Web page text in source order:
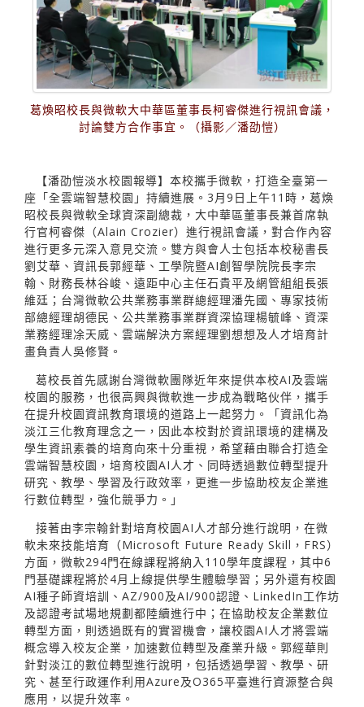
葛煥昭校長與微軟大中華區董事長柯睿傑進行視訊會議，
討論雙方合作事宜。（攝影／潘劭愷）
【潘劭愷淡水校園報導】本校攜手微軟，打造全臺第一
座「全雲端智慧校園」持續進展。3月9日上午11時，葛煥
昭校長與微軟全球資深副總裁，大中華區董事長兼首席執
行官柯睿傑（Alain Crozier）進行視訊會議，對合作內容
進行更多元深入意見交流。雙方與會人士包括本校秘書長
劉艾華、資訊長郭經華、工學院暨AI創智學院院長李宗
翰、財務長林谷峻、遠距中心主任石貴平及網管組組長張
維廷；台灣微軟公共業務事業群總經理潘先國、專家技術
部總經理胡德民、公共業務事業群資深協理楊毓峰、資深
業務經理凃天威、雲端解決方案經理劉想想及人才培育計
畫負責人吳修賢。
葛校長首先感謝台灣微軟團隊近年來提供本校AI及雲端
校園的服務，也很高興與微軟進一步成為戰略伙伴，攜手
在提升校園資訊教育環境的道路上一起努力。「資訊化為
淡江三化教育理念之一，因此本校對於資訊環境的建構及
學生資訊素養的培育向來十分重視，希望藉由聯合打造全
雲端智慧校園，培育校園AI人才、同時透過數位轉型提升
研究、教學、學習及行政效率，更進一步協助校友企業進
行數位轉型，強化競爭力。」
接著由李宗翰針對培育校園AI人才部分進行說明，在微
軟未來技能培育（Microsoft Future Ready Skill，FRS）
方面，微軟294門在線課程將納入110學年度課程，其中6
門基礎課程將於4月上線提供學生體驗學習；另外還有校園
AI種子師資培訓、AZ/900及AI/900認證、LinkedIn工作坊
及認證考試場地規劃都陸續進行中；在協助校友企業數位
轉型方面，則透過既有的實習機會，讓校園AI人才將雲端
概念導入校友企業，加速數位轉型及產業升級。郭經華則
針對淡江的數位轉型進行說明，包括透過學習、教學、研
究、甚至行政運作利用Azure及O365平臺進行資源整合與
應用，以提升效率。